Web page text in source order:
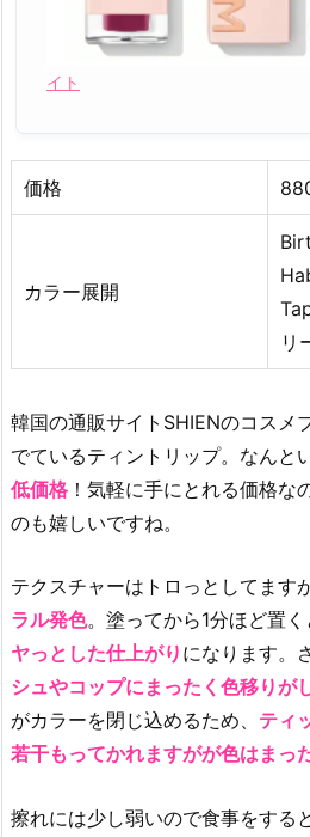
イト
価格
カラー展開
リ
韓国の通販サイトSHIENのコスメ
でているティントリップ。なんと
低価格 ！気軽に手にとれる価格な
のも嬉しいですね。
テクスチャーはトロっとしてます
ラル発色。塗ってから1分ほど置く
ヤっとした仕上がり になります。
シュやコップにまったく色移りが
がカラーを閉じ込めるため、 ティ
若干もってかれますがが色はまっ
擦れには少し弱いので食事をする